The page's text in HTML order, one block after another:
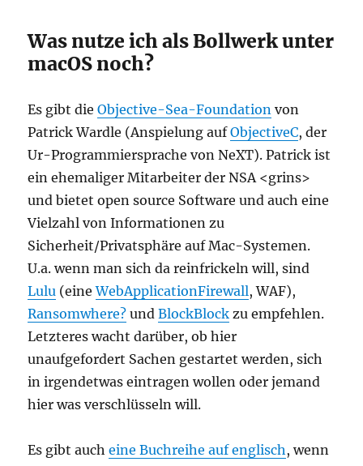
Was nutze ich als Bollwerk unter
macOS noch?
Es gibt dieObjective-Sea-Foundation von
Patrick Wardle (Anspielung aufObjectiveC, der
Ur-Programmiersprache von NeXT). Patrick ist
ein ehemaliger Mitarbeiter der NSA <grins>
und bietet open source Software und auch eine
Vielzahl von Informationen zu
Sicherheit/Privatsphäre auf Mac-Systemen.
U.a. wenn man sich da reinfrickeln will, sind
Lulu (eineWebApplicationFirewall, WAF),
Ransomwhere? undBlockBlock zu empfehlen.
Letzteres wacht darüber, ob hier
unaufgefordert Sachen gestartet werden, sich
in irgendetwas eintragen wollen oder jemand
hier was verschlüsseln will.
Es gibt aucheine Buchreihe auf englisch, wenn